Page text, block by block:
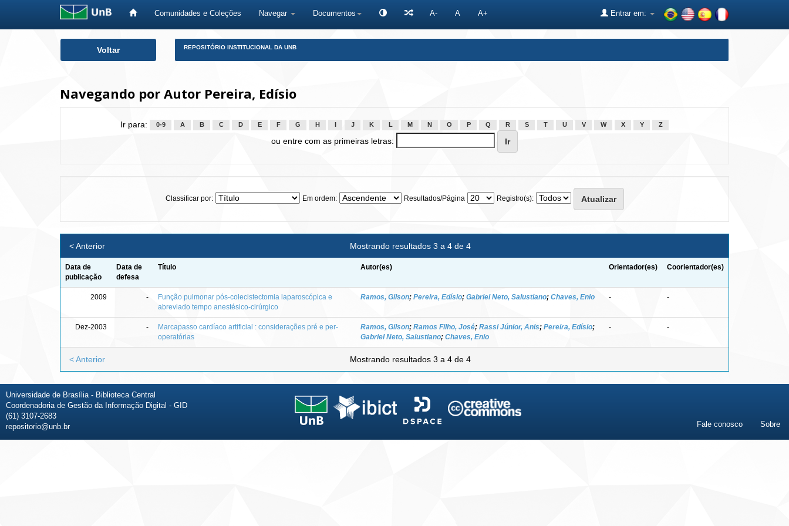
Comunidades e Coleções Navegar Documentos A- A A+ Entrar em:
Voltar REPOSITÓRIO INSTITUCIONAL DA UNB
Navegando por Autor Pereira, Edísio
Ir para: 0-9 A B C D E F G H J K L M N O P Q R S T U V W X Y Z
ou entre com as primeiras letras:
Classificar por: Em ordem: Resultados/Página Registro(s):
Mostrando resultados 3 a 4 de 4
< Anterior
Data de
publicação
Data de
defesa
Título Autor(es) Orientador(es) Coorientador(es)
2009 -
Função pulmonar pós-colecistectomia laparoscópica e
abreviado tempo anestésico-cirúrgico
Ramos, Gilson; Pereira, Edísio; Gabriel Neto, Salustiano; Chaves, Enio - -
Dez-2003 -
Marcapasso cardíaco artificial : considerações pré e per-
operatórias
Ramos, Gilson; Ramos Filho, José; Rassi Júnior, Anis; Pereira, Edísio;
Gabriel Neto, Salustiano; Chaves, Enio
- -
Mostrando resultados 3 a 4 de 4
< Anterior
Universidade de Brasília - Biblioteca Central
Coordenadoria de Gestão da Informação Digital - GID
(61) 3107-2683
repositorio@unb.br
Fale conosco Sobre